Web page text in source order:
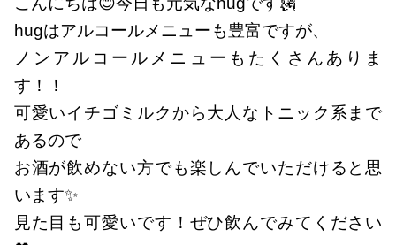
hugはアルコールメニューも豊富ですが、
ノンアルコールメニューもたくさんありま
す！！
可愛いイチゴミルクから大人なトニック系まで
あるので
お酒が飲めない方でも楽しんでいただけると思
います✨
見た目も可愛いです！ぜひ飲んでみてください